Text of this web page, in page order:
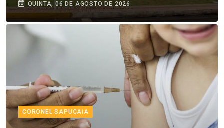
QUINTA, 06 DE AGOSTO DE 2026
CORONEL SAPUCAIA